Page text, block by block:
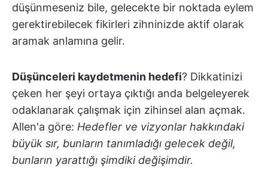
düşünmeseniz bile, gelecekte bir noktada eylem
gerektirebilecek fikirleri zihninizde aktif olarak
aramak anlamına gelir.
Düşünceleri kaydetmenin hedefi? Dikkatinizi
çeken her şeyi ortaya çıktığı anda belgeleyerek
odaklanarak çalışmak için zihinsel alan açmak.
Allen'a göre: Hedefler ve vizyonlar hakkındaki
büyük sır, bunların tanımladığı gelecek değil,
bunların yarattığı şimdiki değişimdir.